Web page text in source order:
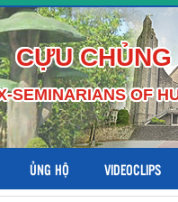
CỰU
SEMINARIANS OF
ỦNG HỘ VIDEOCLIPS